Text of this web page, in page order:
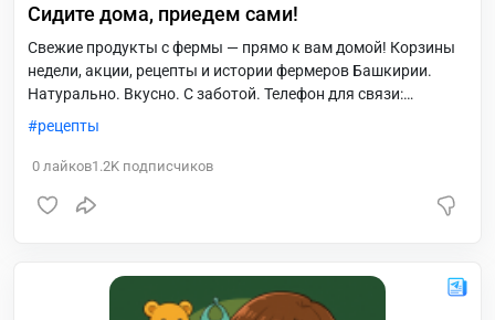
Сидите дома, приедем сами!
Свежие продукты с фермы — прямо к вам домой! Корзины
недели, акции, рецепты и истории фермеров Башкирии.
Натурально. Вкусно. С заботой. Телефон для связи:
89196195999
рецепты
0 лайков1.2K подписчиков